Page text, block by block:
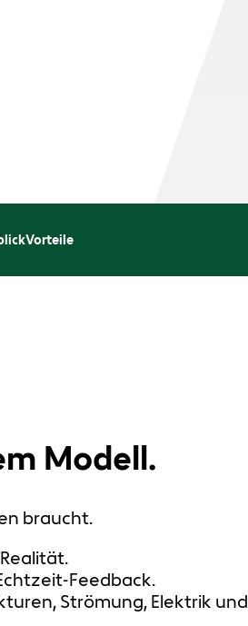
Vorteile
Modell.
braucht.
Feedback.
Strömung, Elektrik und